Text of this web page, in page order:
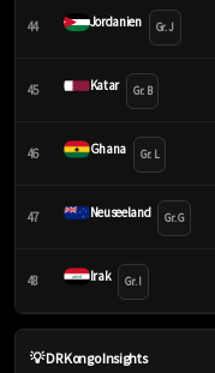
44 Jordanien Gr. J
45 Katar Gr. B
46 Ghana Gr. L
47 Neuseeland Gr. G
48 Irak Gr. I
💡 DR Kongo Insights